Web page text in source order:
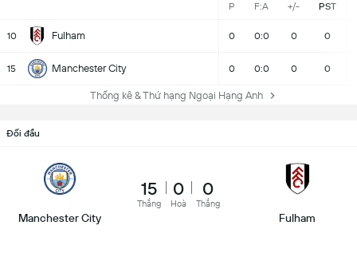
P F:A +/- PST
10 Fulham 0 0:0 0 0
15 Manchester City 0 0:0 0 0
Thống kê & Thứ hạng Ngoại Hạng Anh
Đối đầu
Manchester City
15
Thắng
0
Hoà
0
Thắng
Fulham